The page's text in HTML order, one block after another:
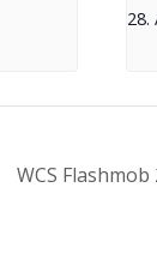
28.
WCS